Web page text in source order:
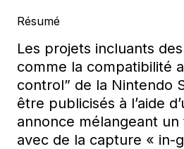
Résumé
Les projets incluants
comme la compatibilité
control” de la Nintendo
être publicisés à l’aide
annonce mélangeant
avec de la capture « in-